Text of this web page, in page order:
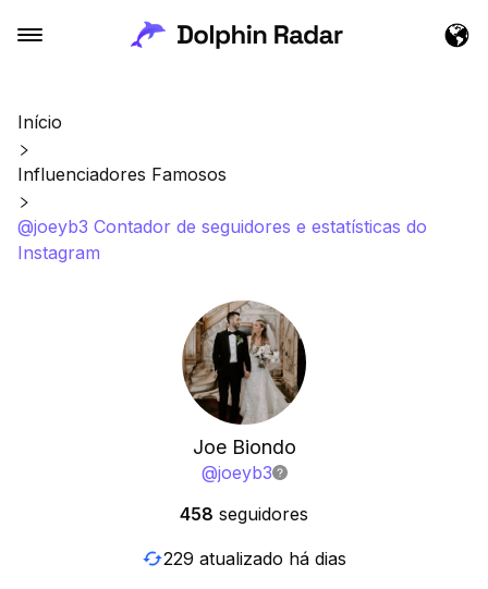
Início
Influenciadores Famosos
@joeyb3 Contador de seguidores e estatísticas do
Instagram
Joe Biondo
@joeyb3
458 seguidores
229 atualizado há dias